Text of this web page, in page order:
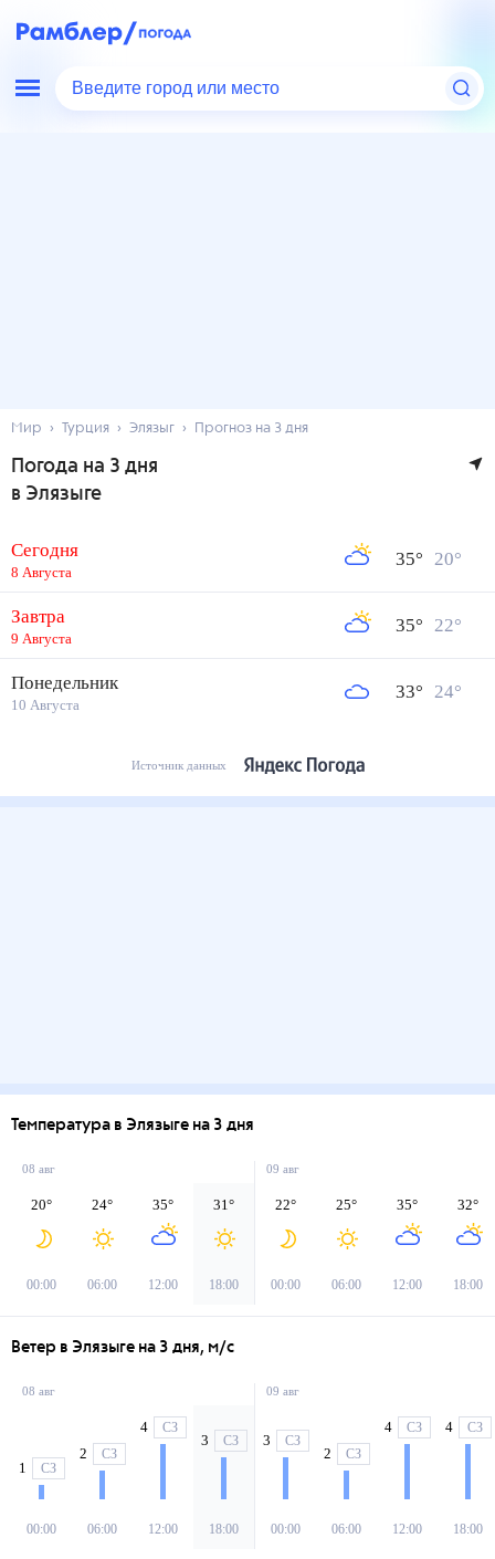
Введите город или место
Мир Турция Элязыг Прогноз на 3 дня
Погода на 3 дня
в Элязыге
Сегодня
8 Августа
35° 20°
Завтра
9 Августа
35° 22°
Понедельник
10 Августа
33° 24°
Источник данных
Температура в Элязыге на 3 дня
08 авг
20°
00:00
24°
06:00
35°
12:00
31°
18:00
09 авг
22°
00:00
25°
06:00
35°
12:00
32°
18:00
Ветер в Элязыге на 3 дня, м/с
08 авг
1 СЗ
00:00
2 СЗ
06:00
4 СЗ
12:00
3 СЗ
18:00
09 авг
3 СЗ
00:00
2 СЗ
06:00
4 СЗ
12:00
4 СЗ
18:00